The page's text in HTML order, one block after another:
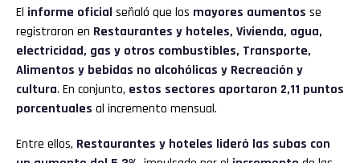
El informe oficial señaló que los mayores aumentos se
registraron en Restaurantes y hoteles, Vivienda, agua,
electricidad, gas y otros combustibles, Transporte,
Alimentos y bebidas no alcohólicas y Recreación y
cultura. En conjunto, estos sectores aportaron 2,11 puntos
porcentuales al incremento mensual.
Entre ellos, Restaurantes y hoteles lideró las subas con